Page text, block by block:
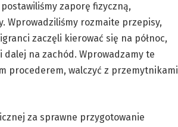
zaporę fizyczną,
Wprowadziliśmy rozmaite przepisy,
zaczęli kierować się na północ,
na zachód. Wprowadzamy te
procederem, walczyć z przemytnikami
za sprawne przygotowanie